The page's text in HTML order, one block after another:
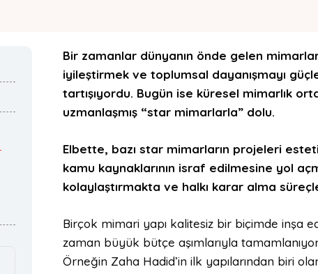
Bir zamanlar dünyanın önde gelen
iyileştirmek ve toplumsal dayanışmayı
tartışıyordu. Bugün ise küresel mimarlık
uzmanlaşmış “star mimarlarla” dolu.
Elbette, bazı star mimarların projeleri
kamu kaynaklarının israf edilmesine yol
kolaylaştırmakta ve halkı karar alma
Birçok mimari yapı kalitesiz bir biçimde inşa
zaman büyük bütçe aşımlarıyla
Örneğin Zaha Hadid’in ilk yapılarından biri